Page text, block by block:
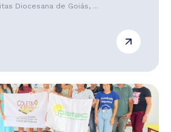
Diocesana de Goiás, ...